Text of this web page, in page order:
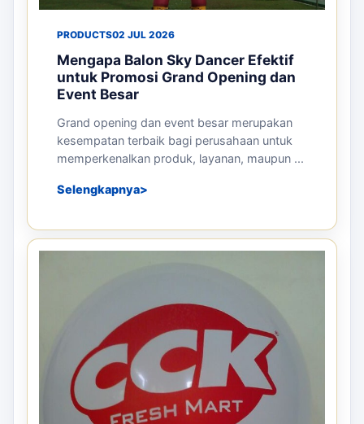
PRODUCTS02 JUL 2026
Mengapa Balon Sky Dancer Efektif
untuk Promosi Grand Opening dan
Event Besar
Grand opening dan event besar merupakan
kesempatan terbaik bagi perusahaan untuk
memperkenalkan produk, layanan, maupun ...
Selengkapnya